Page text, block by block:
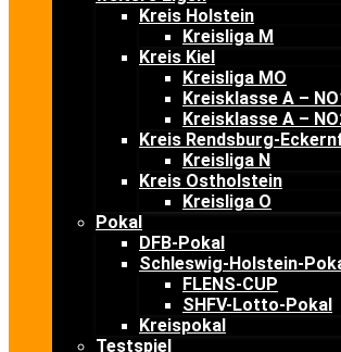
Kreis Holstein
Kreisliga M
Kreis Kiel
Kreisliga MO
Kreisklasse A –
Kreisklasse A –
Kreis Rendsburg-
Kreisliga N
Kreis Ostholstein
Kreisliga O
Pokal
DFB-Pokal
Schleswig-Holstein-
FLENS-CUP
SHFV-Lotto-Pokal
Kreispokal
Testspiel